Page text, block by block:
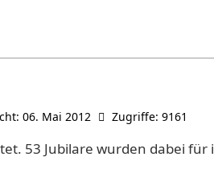
06. Mai 2012 Zugriffe: 9161
53 Jubilare wurden dabei für